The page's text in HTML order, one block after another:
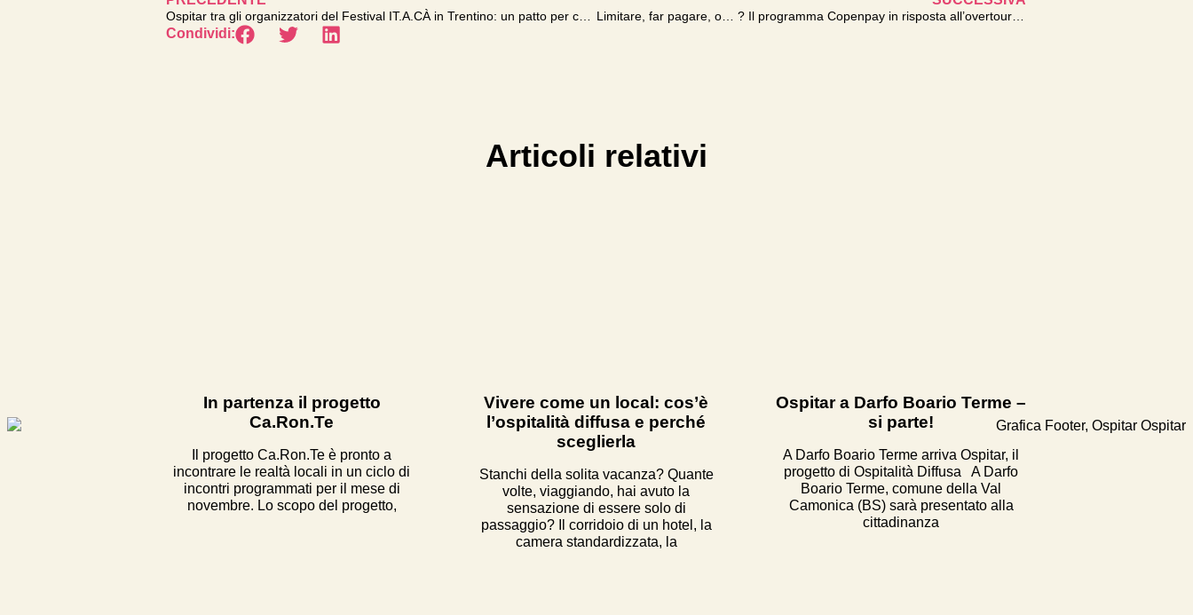
Limitare, far pagare, o… ? Il programma Copenpay in risposta all’overtourism
Condividi:
Articoli relativi
In partenza il progetto
Ca.Ron.Te
Il progetto Ca.Ron.Te è pronto a
incontrare le realtà locali in un ciclo di
incontri programmati per il mese di
novembre. Lo scopo del progetto,
Vivere come un local: cos’è
l’ospitalità diffusa e perché
sceglierla
Stanchi della solita vacanza? Quante
volte, viaggiando, hai avuto la
sensazione di essere solo di
passaggio? Il corridoio di un hotel, la
camera standardizzata, la
Ospitar a Darfo Boario Terme –
si parte!
A Darfo Boario Terme arriva Ospitar, il
progetto di Ospitalità Diffusa A Darfo
Boario Terme, comune della Val
Camonica (BS) sarà presentato alla
cittadinanza